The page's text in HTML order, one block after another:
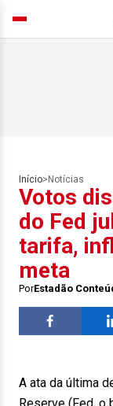
Início> Notícias
Votos
do Fed
tarifa,
meta
PorEstadão
A ata da última